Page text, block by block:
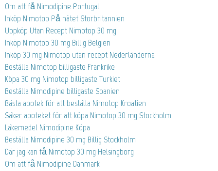
Om att få Nimodipine Portugal
Inköp Nimotop På nätet Storbritannien
Uppköp Utan Recept Nimotop 30 mg
Inköp Nimotop 30 mg Billig Belgien
Inköp 30 mg Nimotop utan recept Nederländerna
Beställa Nimotop billigaste Frankrike
Köpa 30 mg Nimotop billigaste Turkiet
Beställa Nimodipine billigaste Spanien
Bästa apotek för att beställa Nimotop Kroatien
Säker apoteket för att köpa Nimotop 30 mg Stockholm
Läkemedel Nimodipine Köpa
Beställa Nimodipine 30 mg Billig Stockholm
Där jag kan få Nimotop 30 mg Helsingborg
Om att få Nimodipine Danmark